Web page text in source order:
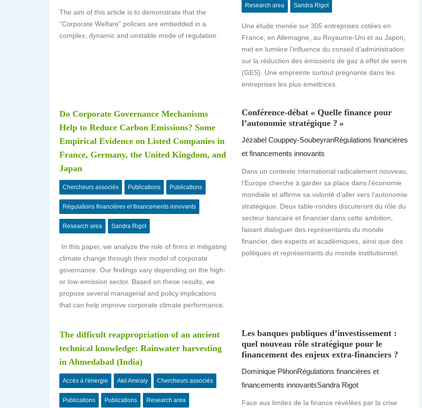
The aim of this article is to demonstrate that the
“Corporate Welfare” policies are embedded in a
complex, dynamic and unstable mode of regulation.
Research area Sandra Rigot
Une étude menée sur 305 entreprises cotées en
France, en Allemagne, au Royaume-Uni et au Japon,
met en lumière l’influence du conseil d’administration
sur la réduction des émissions de gaz à effet de serre
(GES). Une empreinte surtout prégnante dans les
entreprises les plus émettrices.
Do Corporate Governance Mechanisms
Help to Reduce Carbon Emissions? Some
Empirical Evidence on Listed Companies in
France, Germany, the United Kingdom, and
Japan
Chercheurs associés Publications Publications
Régulations financières et financements innovants
Research area Sandra Rigot
In this paper, we analyze the role of firms in mitigating
climate change through their model of corporate
governance. Our findings vary depending on the high-
or low-emission sector. Based on these results, we
propose several managerial and policy implications
that can help improve corporate climate performance.
Conférence-débat « Quelle finance pour
l’autonomie stratégique ? »
Jézabel Couppey-SoubeyranRégulations financières
et financements innovants
Dans un contexte international radicalement nouveau,
l’Europe cherche à garder sa place dans l’économie
mondiale et affirme sa volonté d’aller vers l’autonomie
stratégique. Deux table-rondes discuteront du rôle du
secteur bancaire et financier dans cette ambition,
faisant dialoguer des représentants du monde
financier, des experts et académiques, ainsi que des
politiques et représentants du monde institutionnel.
The difficult reappropriation of an ancient
technical knowledge: Rainwater harvesting
in Ahmedabad (India)
Accès à l'énergie Akil Amiraly Chercheurs associés
Publications Publications Research area
Les banques publiques d’investissement :
quel nouveau rôle stratégique pour le
financement des enjeux extra-financiers ?
Dominique PlihonRégulations financières et
financements innovantsSandra Rigot
Face aux limites de la finance révélées par la crise